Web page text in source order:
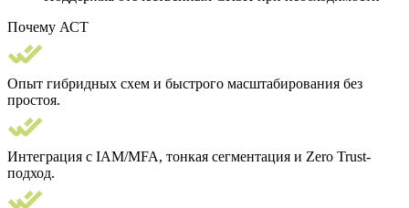
Почему АСТ
Опыт гибридных схем и быстрого масштабирования без
простоя.
Интеграция с IAM/MFA, тонкая сегментация и Zero Trust-
подход.